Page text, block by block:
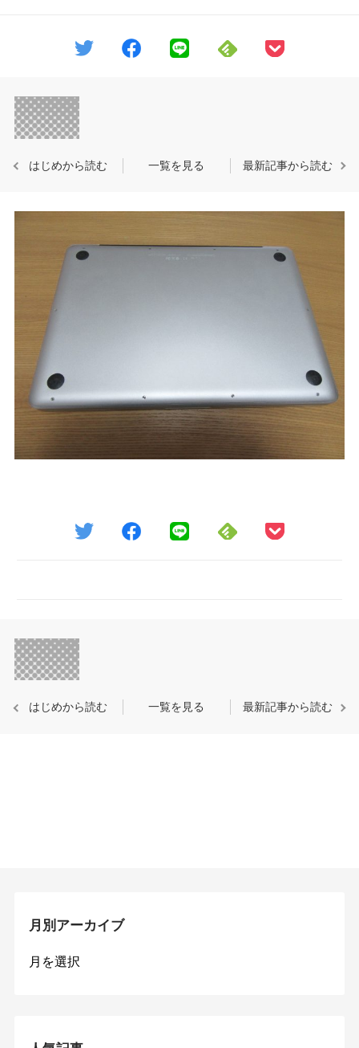
はじめから読む 一覧を見る 最新記事から読む
はじめから読む 一覧を見る 最新記事から読む
月別アーカイブ
月
イ